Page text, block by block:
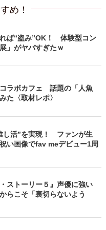
め！
ば“盗み”OK！ 体験型コン
」がヤバすぎたｗ
コラボカフェ 話題の「人魚
た〈取材レポ〉
し活”を実現！ ファンが生
い画像でfav meデビュー1周
ストーリー５』声優に強い
らこそ「裏切らないよう